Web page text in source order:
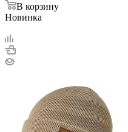
В корзину
Новинка